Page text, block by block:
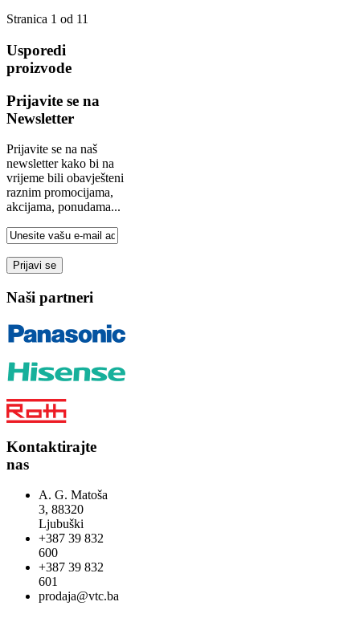
Stranica 1 od 11
Usporedi
proizvode
Prijavite se na
Newsletter
Prijavite se na naš
newsletter kako bi na
vrijeme bili obavješteni
raznim promocijama,
akcijama, ponudama...
Naši partneri
Kontaktirajte
nas
A. G. Matoša
3, 88320
Ljubuški
+387 39 832
600
+387 39 832
601
prodaja@vtc.ba